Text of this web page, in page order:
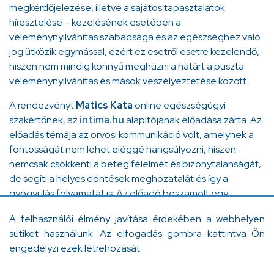
A felhasználói élmény javítása érdekében a webhelyen
sütiket használunk. Az elfogadás gombra kattintva Ön
engedélyzi ezek létrehozását.
megkérdőjelezése, illetve a sajátos tapasztalatok
híresztelése – kezelésének esetében a
véleménynyilvánítás szabadsága és az egészséghez való
jog ütközik egymással, ezért ez esetről esetre kezelendő,
hiszen nem mindig könnyű meghúzni a határt a puszta
véleménynyilvánítás és mások veszélyeztetése között.
A rendezvénytMatics Kataonline egészségügyi
szakértőnek, az intima.hualapítójának előadása zárta. Az
előadás témája az orvosi kommunikáció volt, amelynek a
fontosságát nem lehet eléggé hangsúlyozni, hiszen
nemcsak csökkenti a beteg félelmét és bizonytalanságát,
de segíti a helyes döntések meghozatalát és így a
gyógyulás folyamatát is. Az előadó beszámolt egy
amelynek célja a betegút rövidítése, a betegség korai
felismerése és az egészségértés fejlesztése volt.
Konklúziójában kiemelte, hogy a valódi szakértelmet